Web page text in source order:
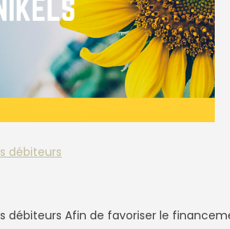
débiteurs
débiteurs Afin de favoriser le